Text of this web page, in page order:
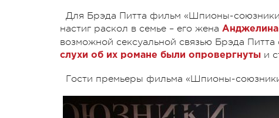
Для Брэда Питта фильм «Шпионы-
настиг раскол в семье – его жена
возможной сексуальной связью Брэда
слухи об их романе были опровергнуты и
Гости премьеры фильма «Шпионы-